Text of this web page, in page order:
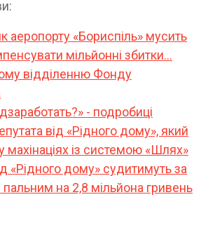
аеропорту «Бориспіль» мусить
мільйонні збитки…
відділенню Фонду
- подробиці
від «Рідного дому», який
махінаціях із системою «Шлях»
«Рідного дому» судитимуть за
пальним на 2,8 мільйона гривень